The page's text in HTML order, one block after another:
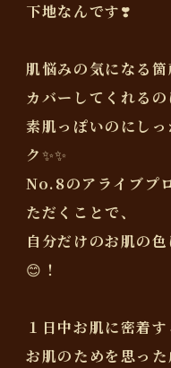
下地なんです❣️
肌悩みの気になる箇
カバーしてくれる
素肌っぽいのにし
ク✨✨
No.8のアライブプ
ただくことで、
自分だけのお肌の
😊！
１日中お肌に密着
お肌のためを思っ